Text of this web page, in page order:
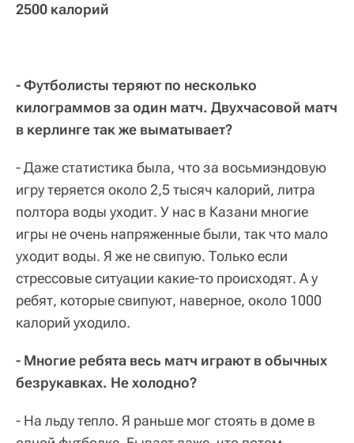
2500 калорий
- Футболисты теряют по несколько
килограммов за один матч. Двухчасовой матч
в керлинге так же выматывает?
- Даже статистика была, что за восьмиэндовую
игру теряется около 2,5 тысяч калорий, литра
полтора воды уходит. У нас в Казани многие
игры не очень напряженные были, так что мало
уходит воды. Я же не свипую. Только если
стрессовые ситуации какие-то происходят. А у
ребят, которые свипуют, наверное, около 1000
калорий уходило.
- Многие ребята весь матч играют в обычных
безрукавках. Не холодно?
- На льду тепло. Я раньше мог стоять в доме в